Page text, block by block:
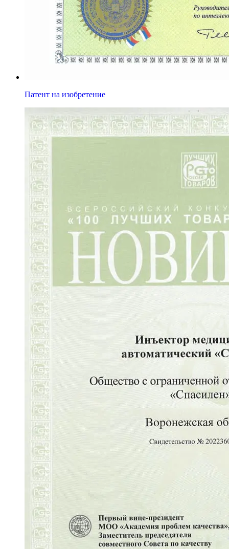
Патент на изобретение